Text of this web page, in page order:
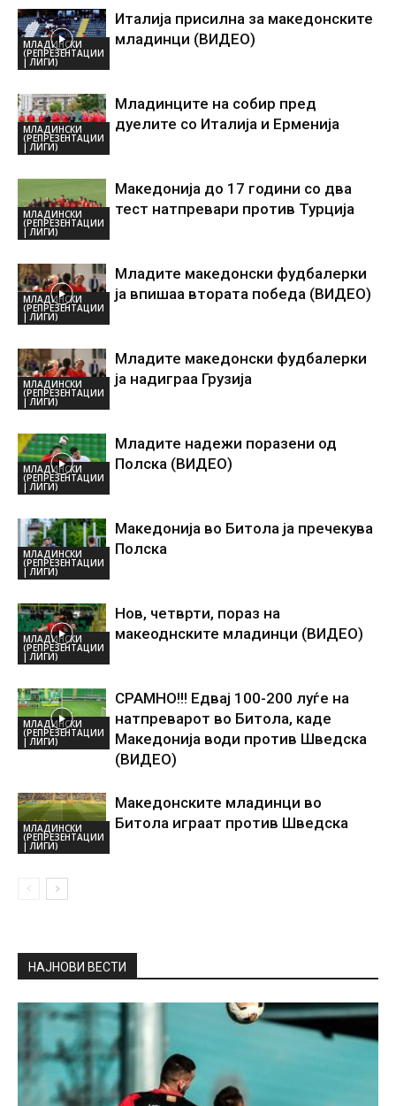
МЛАДИНСКИ
(РЕПРЕЗЕНТАЦИИ
| ЛИГИ)
Италија присилна за македонските
младинци (ВИДЕО)
МЛАДИНСКИ
(РЕПРЕЗЕНТАЦИИ
| ЛИГИ)
Младинците на собир пред
дуелите со Италија и Ерменија
МЛАДИНСКИ
(РЕПРЕЗЕНТАЦИИ
| ЛИГИ)
Македонија до 17 години со два
тест натпревари против Турција
МЛАДИНСКИ
(РЕПРЕЗЕНТАЦИИ
| ЛИГИ)
Младите македонски фудбалерки
ја впишаа втората победа (ВИДЕО)
МЛАДИНСКИ
(РЕПРЕЗЕНТАЦИИ
| ЛИГИ)
Младите македонски фудбалерки
ја надиграа Грузија
МЛАДИНСКИ
(РЕПРЕЗЕНТАЦИИ
| ЛИГИ)
Младите надежи поразени од
Полска (ВИДЕО)
МЛАДИНСКИ
(РЕПРЕЗЕНТАЦИИ
| ЛИГИ)
Македонија во Битола ја пречекува
Полска
МЛАДИНСКИ
(РЕПРЕЗЕНТАЦИИ
| ЛИГИ)
Нов, четврти, пораз на
макеоднските младинци (ВИДЕО)
МЛАДИНСКИ
(РЕПРЕЗЕНТАЦИИ
| ЛИГИ)
СРАМНО!!! Едвај 100-200 луѓе на
натпреварот во Битола, каде
Македонија води против Шведска
(ВИДЕО)
МЛАДИНСКИ
(РЕПРЕЗЕНТАЦИИ
| ЛИГИ)
Македонските младинци во
Битола играат против Шведска
НАЈНОВИ ВЕСТИ